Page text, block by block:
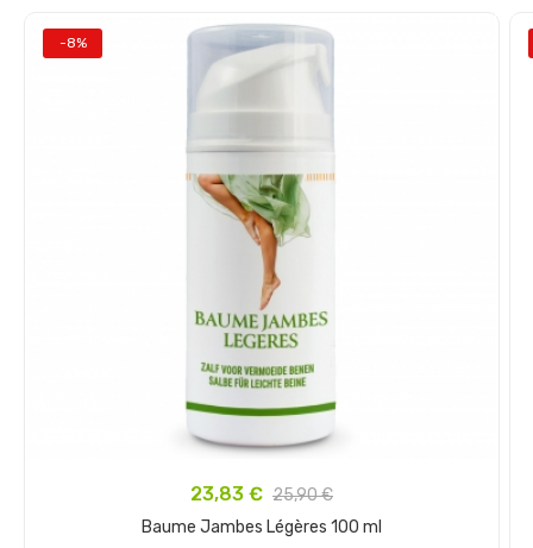
-8%
23,83 € 25,90 €
Baume Jambes Légères 100 ml